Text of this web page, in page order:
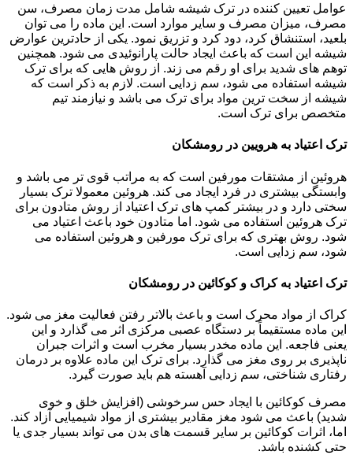
عوامل تعیین کننده در ترک شیشه شامل مدت زمان مصرف، سن
مصرف، میزان مصرف و سایر موارد است. این ماده را می توان
بلعید، استنشاق کرد، دود کرد و تزریق نمود. یکی از حادترین عوارض
شیشه این است که باعث ایجاد حالت پارانوئیدی می شود. همچنین
توهم های شدید برای او رقم می زند. از روش هایی که برای ترک
شیشه استفاده می شود، سم زدایی است. لازم به ذکر است که
شیشه از سخت ترین مواد برای ترک می باشد و نیازمند تیم
متخصص برای ترک است.
ترک اعتیاد به هرویین در رومشکان
هروئین از مشتقات مورفین است که به مراتب قوی تر می باشد و
وابستگی بیشتری در فرد ایجاد می کند. هروئین معمولا ترک بسیار
سختی دارد و در بیشتر کمپ های ترک اعتیاد از روش متادون برای
ترک هروئین استفاده می شود. اما متادون خود باعث اعتیاد می
شود. روش بهتری که برای ترک مورفین و هروئین استفاده می
شود، سم زدایی است.
ترک اعتیاد به کراک و کوکائین در رومشکان
کراک از مواد محرک است و باعث بالاتر رفتن فعالیت مغز می شود.
این ماده مستقیماً بر دستگاه عصبی مرکزی اثر می گذارد و این
یعنی فاجعه. این ماده مخدر بسیار مخرب است و اثرات جبران
ناپذیری بر روی مغز می گذارد. برای ترک این ماده علاوه بر درمان
رفتاری شناختی، سم زدایی آهسته هم باید صورت گیرد.
مصرف کوکائین با ایجاد حس سرخوشی (افزایش خلق و خوی
شدید) باعث می شود مغز مقادیر بیشتری از مواد شیمیایی آزاد کند.
اما، اثرات کوکائین بر سایر قسمت های بدن می تواند بسیار جدی یا
حتی کشنده باشد.